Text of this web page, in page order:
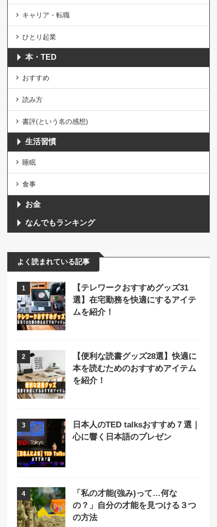
キャリア・転職
ひとり起業
本・TED
おすすめ
読み方
書評(という名の感想)
生活習慣
睡眠
食事
お金
なんでもランキング
よく読まれている記事
1
【テレワークおすすめグッズ31
選】在宅勤務を快適にするアイテ
ムを紹介！
2
【便利な読書グッズ28選】快適に
本を読むためのおすすめアイテム
を紹介！
3
日本人のTED talksおすすめ７選｜
心に響く日本語のプレゼン
4
「私の才能(強み)って…何な
の？」自分の才能を見つける３つ
の方法